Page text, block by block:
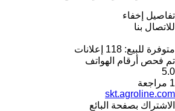
تفاصيل إخفاء
للاتصال بنا
متوفرة للبيع: 118 إعلانات
تم فحص أرقام الهواتف
5.0
1 مراجعة
skt.agroline.com
الاشتراك بصفحة البائع